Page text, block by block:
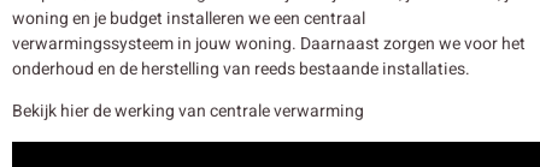
woning en je budget installeren we een centraal
verwarmingssysteem in jouw woning. Daarnaast zorgen we voor het
onderhoud en de herstelling van reeds bestaande installaties.
Bekijk hier de werking van centrale verwarming